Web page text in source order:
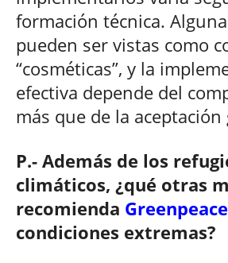
formación técnica.
pueden ser vistas como
“cosméticas”, y la
efectiva depende del
más que de la aceptación
P.- Además de los
climáticos, ¿qué otras
recomienda Greenpeace
condiciones extremas?